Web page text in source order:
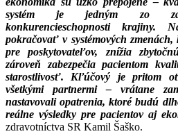
systém je jedným zo
konkurencieschopnosti krajiny.
pokračovať v systémových
pre poskytovateľov, znížia
zároveň zabezpečia pacientom
starostlivosť. Kľúčový je pritom
všetkými partnermi – vrátane
nastavovali opatrenia, ktoré budú
reálne výsledky pre pacientov aj
zdravotníctva SR Kamil Šaško.